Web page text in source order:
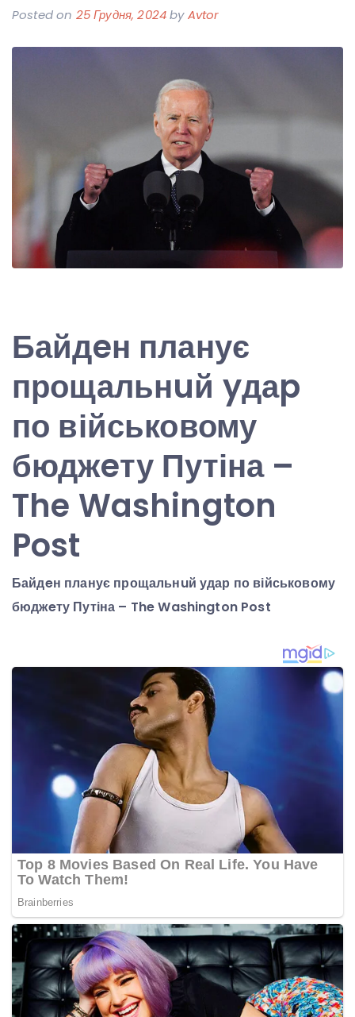
Posted on 25 Грудня, 2024byAvtor
Байдeн планує
прощальнuй yдаp
по військовому
бюджeту Путіна –
The Washington
Post
Байдeн планує прощальнuй удар по військовому
бюджeту Путіна – The Washington Post